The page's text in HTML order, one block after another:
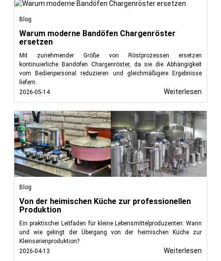
Blog
Warum moderne Bandöfen Chargenröster
ersetzen
Mit zunehmender Größe von Röstprozessen ersetzen
kontinuierliche Bandöfen Chargenröster, da sie die Abhängigkeit
vom Bedienpersonal reduzieren und gleichmäßigere Ergebnisse
liefern.
2026-05-14
Weiterlesen
Blog
Von der heimischen Küche zur professionellen
Produktion
Ein praktischer Leitfaden für kleine Lebensmittelproduzenten: Wann
und wie gelingt der Übergang von der heimischen Küche zur
Kleinserienproduktion?
2026-04-13
Weiterlesen